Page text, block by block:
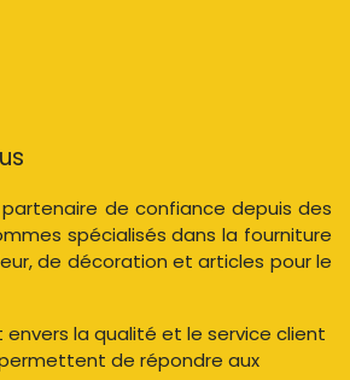
de confiance depuis des
spécialisés dans la fourniture
de décoration et articles pour le
la qualité et le service client
de répondre aux